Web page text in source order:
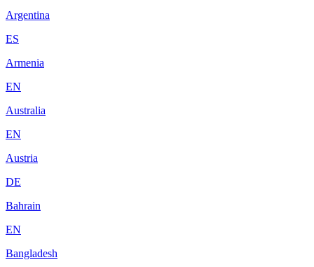
Argentina
ES
Armenia
EN
Australia
EN
Austria
DE
Bahrain
EN
Bangladesh